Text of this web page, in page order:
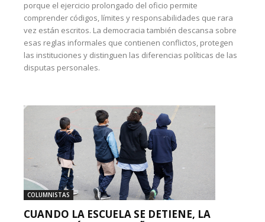
porque el ejercicio prolongado del oficio permite
comprender códigos, límites y responsabilidades que rara
vez están escritos. La democracia también descansa sobre
esas reglas informales que contienen conflictos, protegen
las instituciones y distinguen las diferencias políticas de las
disputas personales.
COLUMNISTAS
CUANDO LA ESCUELA SE DETIENE, LA